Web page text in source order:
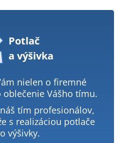
Potlač
a výšivka
nielen o firemné
oblečenie Vášho tímu.
tím profesionálov,
s realizáciou potlače
výšivky.